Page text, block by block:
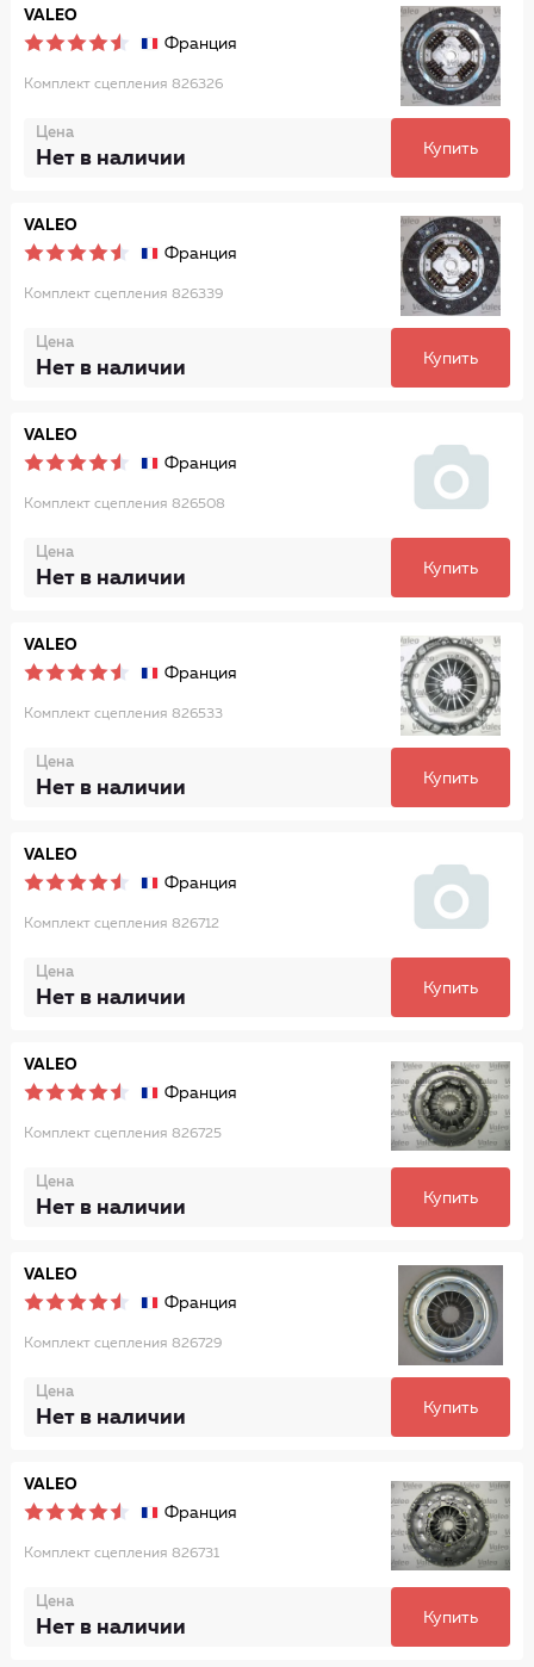
VALEO
Франция
Комплект сцепления 826326
Цена
Нет в наличии Купить
VALEO
Франция
Комплект сцепления 826339
Цена
Нет в наличии Купить
VALEO
Франция
Комплект сцепления 826508
Цена
Нет в наличии Купить
VALEO
Франция
Комплект сцепления 826533
Цена
Нет в наличии Купить
VALEO
Франция
Комплект сцепления 826712
Цена
Нет в наличии Купить
VALEO
Франция
Комплект сцепления 826725
Цена
Нет в наличии Купить
VALEO
Франция
Комплект сцепления 826729
Цена
Нет в наличии Купить
VALEO
Франция
Комплект сцепления 826731
Цена
Нет в наличии Купить